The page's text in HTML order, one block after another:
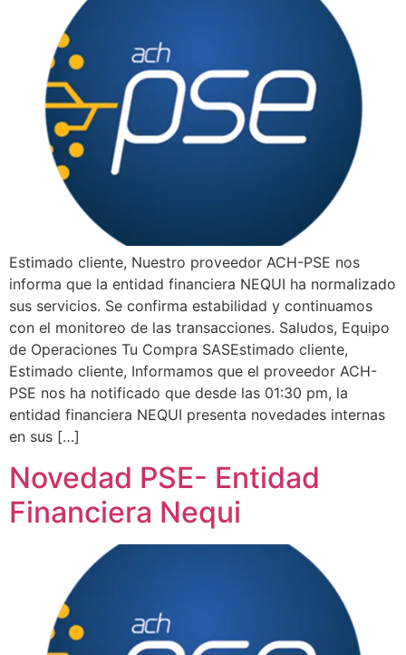
Estimado cliente, Nuestro proveedor ACH-PSE nos
informa que la entidad financiera NEQUI ha normalizado
sus servicios. Se confirma estabilidad y continuamos
con el monitoreo de las transacciones. Saludos, Equipo
de Operaciones Tu Compra SASEstimado cliente,
Estimado cliente, Informamos que el proveedor ACH-
PSE nos ha notificado que desde las 01:30 pm, la
entidad financiera NEQUI presenta novedades internas
en sus […]
Novedad PSE- Entidad
Financiera Nequi